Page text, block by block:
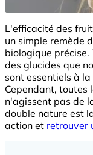
L'efficacité des
un simple remède
biologique précise.
des glucides que
sont essentiels à la
Cependant, toutes
n'agissent pas de
double nature est
action et retrouver